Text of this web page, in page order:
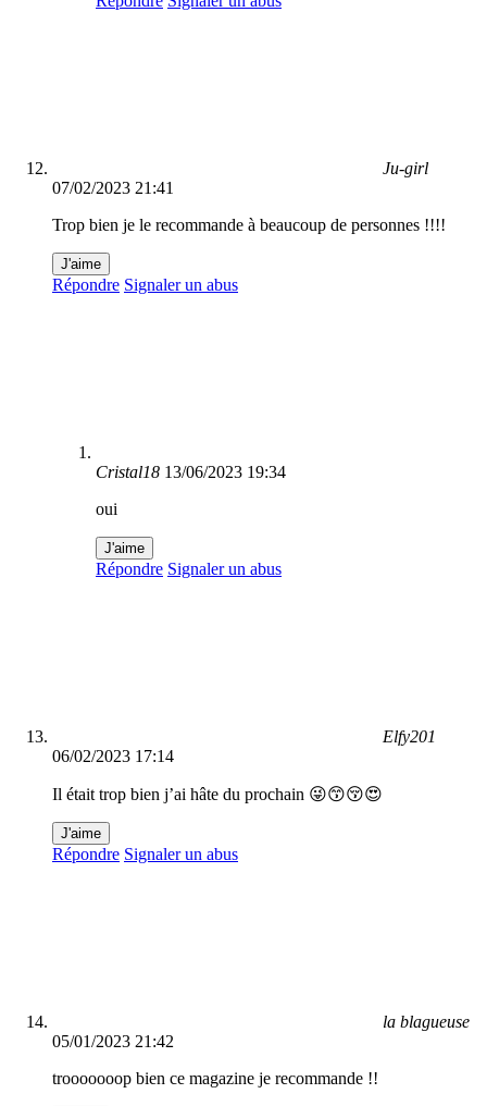
Ju-girl
07/02/2023 21:41
Trop bien je le recommande à beaucoup de personnes !!!!
J'aime
Répondre Signaler un abus
Cristal18 13/06/2023 19:34
oui
J'aime
Répondre Signaler un abus
Elfy201
06/02/2023 17:14
Il était trop bien j’ai hâte du prochain 😜😙😚😍
J'aime
Répondre Signaler un abus
la blagueuse
05/01/2023 21:42
trooooooop bien ce magazine je recommande !!